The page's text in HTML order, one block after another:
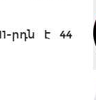
րդն է 44